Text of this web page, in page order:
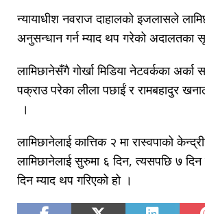
न्यायाधीश नवराज दाहालको इजलासले
अनुसन्धान गर्न म्याद थप गरेको अदालतका
लामिछानेसँगै गोर्खा मिडिया नेटवर्कका
पक्राउ परेका लीला पछाईं र रामबहादुर
।
लामिछानेलाई कात्तिक २ मा रास्वपाको
लामिछानेलाई सुरुमा ६ दिन, त्यसपछि ७
दिन म्याद थप गरिएको हो ।